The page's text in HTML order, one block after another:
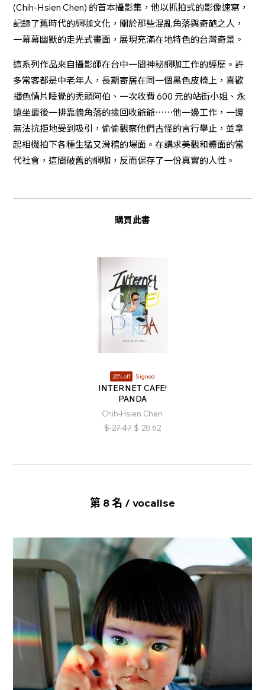
(Chih-Hsien Chen) 的首本攝影集，他以抓拍式的影像速寫，
記錄了舊時代的網咖文化，關於那些混亂角落與奇葩之人，
一幕幕幽默的走光式畫面，展現充滿在地特色的台灣奇景。
這系列作品來自攝影師在台中一間神秘網咖工作的經歷。許
多常客都是中老年人，長期寄居在同一個黑色皮椅上，喜歡
播色情片睡覺的禿頭阿伯、一次收費 600 元的站街小姐、永
遠坐最後一排靠牆角落的撿回收爺爺⋯⋯他一邊工作，一邊
無法抗拒地受到吸引，偷偷觀察他們古怪的言行舉止，並拿
起相機拍下各種生猛又滑稽的場面。在講求美觀和體面的當
代社會，這間破舊的網咖，反而保存了一份真實的人性。
購買此書
25% off Signed
INTERNET CAFE!
PANDA
Chih-Hsien Chen
$ 27.47 $ 20.62
第 8 名 / vocalise